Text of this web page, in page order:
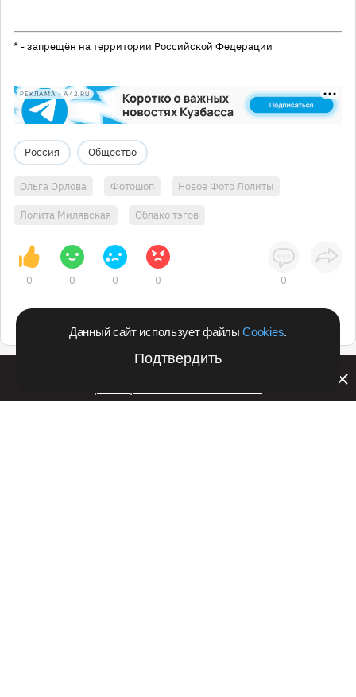
Данный сайт использует файлыCookies.
Подтвердить
* - запрещён на территории Российской Федерации
РЕКЛАМА • A42.RU
Россия Общество
Ольга Орлова Фотошоп Новое Фото Лолиты
Лолита Милявская Облако тэгов
0 0 0 0 0
Билайн запустил в Кемеровской области акцию с